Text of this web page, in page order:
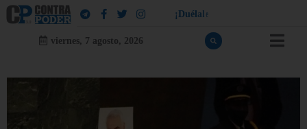
¡ Dué a e
viernes, 7 agosto, 2026